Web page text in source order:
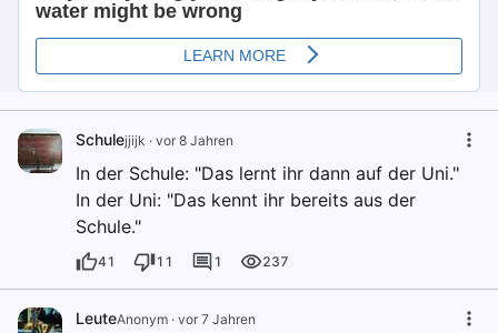
Schulejjijk · vor 8 Jahren
In der Schule: "Das lernt ihr dann auf der Uni."
In der Uni: "Das kennt ihr bereits aus der
Schule."
41 11 1 237
LeuteAnonym · vor 7 Jahren